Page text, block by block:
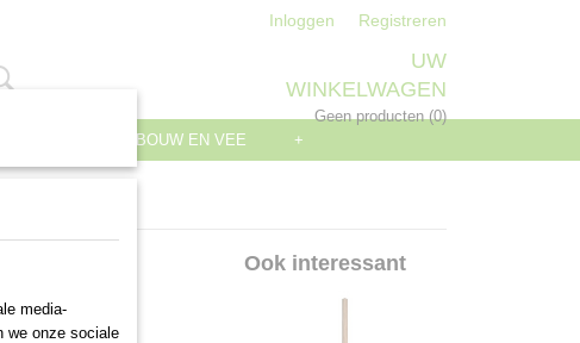
Inloggen Registreren
UW
WINKELWAGEN
Geen producten(0)
LANDBOUW EN VEE +
steel
Ook interessant
media-
we onze sociale